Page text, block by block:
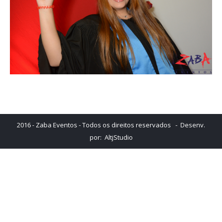
2016 - Zaba Eventos - Todos os direitos reservados - Desenv.
por: AltjStudio